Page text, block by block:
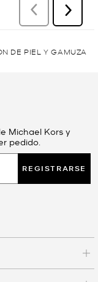
DE PIEL Y GAMUZA
Michael Kors y
pedido.
REGISTRARSE